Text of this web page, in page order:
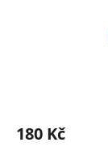
180 Kč